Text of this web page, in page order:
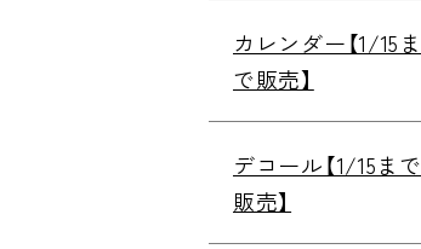
カレンダー【1/15ま
で販売】
デコール【1/15まで
販売】